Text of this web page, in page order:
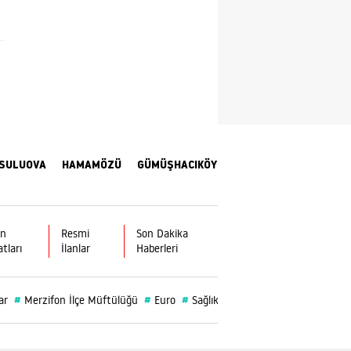
Tekirdağ
Tunceli
HAMAMÖZÜ GÜMÜŞHACIKÖY
Resmi
İlanlar
Son Dakika
Haberleri
# Merzifon İlçe Müftülüğü # Euro # Sağlık